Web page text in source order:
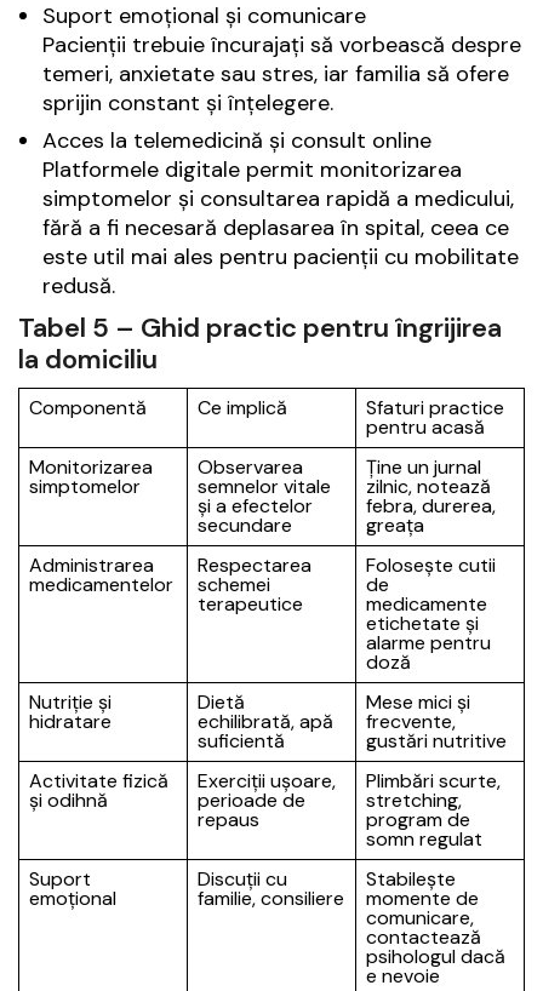
Suport emoțional și comunicare
Pacienții trebuie încurajați să vorbească despre
temeri, anxietate sau stres, iar familia să ofere
sprijin constant și înțelegere.
Acces la telemedicină și consult online
Platformele digitale permit monitorizarea
simptomelor și consultarea rapidă a medicului,
fără a fi necesară deplasarea în spital, ceea ce
este util mai ales pentru pacienții cu mobilitate
redusă.
Tabel 5 – Ghid practic pentru îngrijirea
la domiciliu
Componentă Ce implică Sfaturi practice
pentru acasă
Monitorizarea
simptomelor
Observarea
semnelor vitale
și a efectelor
secundare
Ține un jurnal
zilnic, notează
febra, durerea,
greața
Administrarea
medicamentelor
Respectarea
schemei
terapeutice
Folosește cutii
de
medicamente
etichetate și
alarme pentru
doză
Nutriție și
hidratare
Dietă
echilibrată, apă
suficientă
Mese mici și
frecvente,
gustări nutritive
Activitate fizică
și odihnă
Exerciții ușoare,
perioade de
repaus
Plimbări scurte,
stretching,
program de
somn regulat
Suport
emoțional
Discuții cu
familie, consiliere
Stabilește
momente de
comunicare,
contactează
psihologul dacă
e nevoie